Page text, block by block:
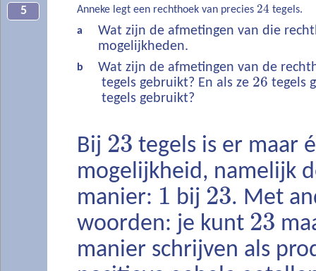
5 Anneke legt een rechthoek van precies 24 tegels.
a
Wat zijn de afmetingen van die
mogelijkheden.
b
Wat zijn de afmetingen van de
tegels gebruikt? En als ze 26 tegels
tegels gebruikt?
Bij 23 tegels is er maar
mogelijkheid, namelijk
manier: 1 bij 23. Met
woorden: je kunt 23
manier schrijven als